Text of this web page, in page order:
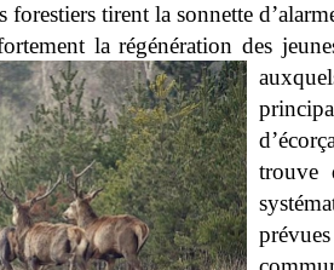
forestiers tirent la sonnette
la régénération des
trouve